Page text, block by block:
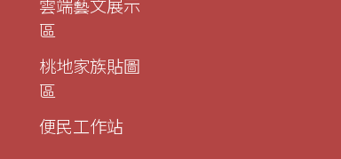
雲端藝文展示
區
桃地家族貼圖
區
便民工作站